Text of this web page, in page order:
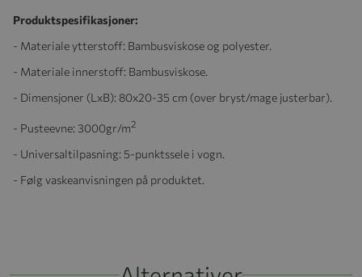
Produktspesifikasjoner:
- Materiale ytterstoff: Bambusviskose og polyester.
- Materiale innerstoff: Bambusviskose.
- Dimensjoner (LxB): 80x20-35 cm (over bryst/mage justerbar).
- Pusteevne: 3000gr/m2
- Universaltilpasning: 5-punktssele i vogn.
- Følg vaskeanvisningen på produktet.